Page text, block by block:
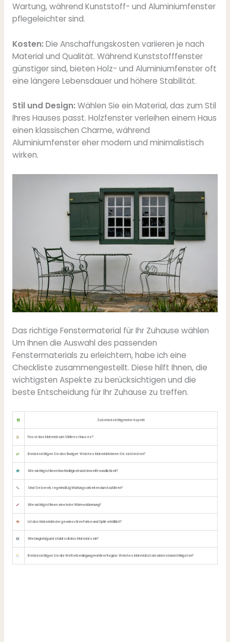
Wartung, während Kunststoff- und Aluminiumfenster
pflegeleichter sind.
Kosten: Die Anschaffungskosten variieren je nach
Material und Qualität. Während Kunststofffenster
günstiger sind, bieten Holz- und Aluminiumfenster oft
eine längere Lebensdauer und höhere Stabilität.
Stil und Design: Wählen Sie ein Material, das zum Stil
Ihres Hauses passt. Holzfenster verleihen einem Haus
einen klassischen Charme, während
Aluminiumfenster eher modern und minimalistisch
wirken.
Das richtige Fenstermaterial für Ihr Zuhause wählen
Um Ihnen die Auswahl des passenden
Fenstermaterials zu erleichtern, habe ich eine
Checkliste zusammengestellt. Diese hilft Ihnen, die
wichtigsten Aspekte zu berücksichtigen und die
beste Entscheidung für Ihr Zuhause zu treffen.
Zu berücksichtigender Aspekt
Passt das Material zum Stil Ihres Hauses?
Berücksichtigen Sie das Budget: Welches Material können Sie sich leisten?
Wie wichtig ist Ihnen Nachhaltigkeit und Umweltfreundlichkeit?
Sind Sie bereit, regelmäßig Wartungsarbeiten durchzuführen?
Wie wichtig ist Ihnen eine hohe Wärmedämmung?
Ist das Material in der gewünschten Farbe und Optik erhältlich?
Wie langlebig und stabil soll das Material sein?
Berücksichtigen Sie die Wetterbedingungen in Ihrer Region: Welches Material ist am widerstandsfähigsten?